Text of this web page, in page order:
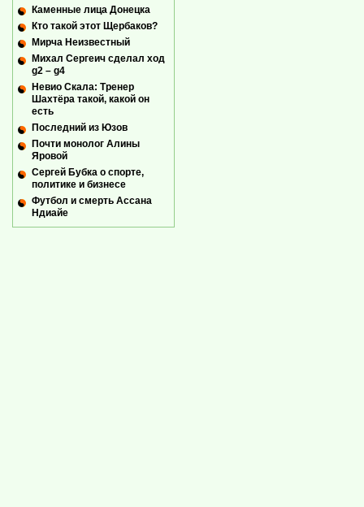
Каменные лица Донецка
Кто такой этот Щербаков?
Мирча Неизвестный
Михал Сергеич сделал ход
g2 – g4
Невио Скала: Тренер
Шахтёра такой, какой он
есть
Последний из Юзов
Почти монолог Алины
Яровой
Сергей Бубка о спорте,
политике и бизнесе
Футбол и смерть Ассана
Ндиайе